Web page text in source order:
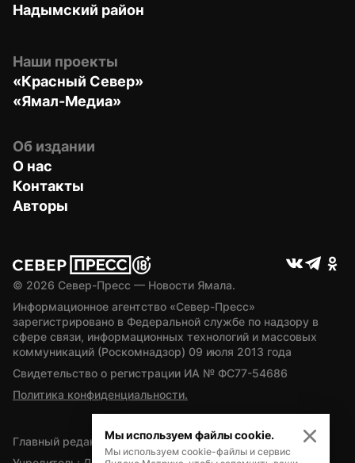
Надымский район
Наши проекты
«Красный Север»
«Ямал-Медиа»
Об издании
О нас
Контакты
Авторы
© 2026 Север-Пресс — Новости Ямала.
Информационное агентство «Север-Пресс»
зарегистрировано в Федеральной службе по надзору в
сфере связи, информационных технологий и массовых
коммуникаций (Роскомнадзор) 09 июля 2013 года
Свидетельство о регистрации ИА № ФС77-54686
Политика конфиденциальности.
Главный редактор — А.Л. Поздеев
Мы используем файлы cookie.
Мы используем cookie-файлы и сервис